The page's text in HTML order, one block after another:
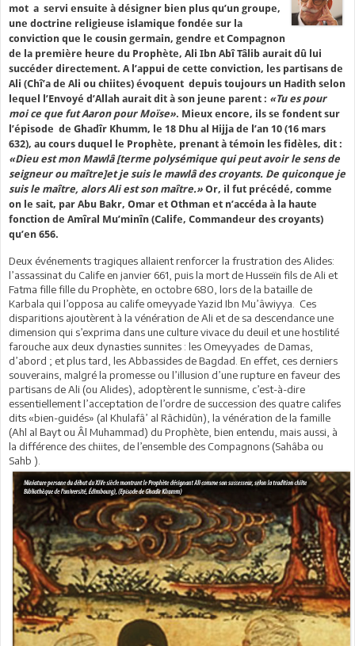
mot a servi ensuite à désigner bien plus qu’un groupe,
une doctrine religieuse islamique fondée sur la
conviction que le cousin germain, gendre et Compagnon
de la première heure du Prophète, Ali Ibn Abî Tâlib aurait dû lui
succéder directement. A l’appui de cette conviction, les partisans de
Ali (Chî’a de Ali ou chiites) évoquent depuis toujours un Hadith selon
lequel l’Envoyé d’Allah aurait dit à son jeune parent : «Tu es pour
moi ce que fut Aaron pour Moïse». Mieux encore, ils se fondent sur
l’épisode de Ghadîr Khumm, le 18 Dhu al Hijja de l’an 10 (16 mars
632), au cours duquel le Prophète, prenant à témoin les fidèles, dit :
«Dieu est mon Mawlâ [terme polysémique qui peut avoir le sens de
seigneur ou maître]et je suis le mawlâ des croyants. De quiconque je
suis le maître, alors Ali est son maître.» Or, il fut précédé, comme
on le sait, par Abu Bakr, Omar et Othman et n’accéda à la haute
fonction de Amîral Mu’minîn (Calife, Commandeur des croyants)
qu’en 656.
Deux événements tragiques allaient renforcer la frustration des Alides:
l’assassinat du Calife en janvier 661, puis la mort de Husseïn fils de Ali et
Fatma fille fille du Prophète, en octobre 680, lors de la bataille de
Karbala qui l’opposa au calife omeyyade Yazid Ibn Mu’âwiyya. Ces
disparitions ajoutèrent à la vénération de Ali et de sa descendance une
dimension qui s’exprima dans une culture vivace du deuil et une hostilité
farouche aux deux dynasties sunnites : les Omeyyades de Damas,
d’abord ; et plus tard, les Abbassides de Bagdad. En effet, ces derniers
souverains, malgré la promesse ou l’illusion d’une rupture en faveur des
partisans de Ali (ou Alides), adoptèrent le sunnisme, c’est-à-dire
essentiellement l’acceptation de l’ordre de succession des quatre califes
dits «bien-guidés» (al Khulafâ’ al Râchidûn), la vénération de la famille
(Ahl al Bayt ou Âl Muhammad) du Prophète, bien entendu, mais aussi, à
la différence des chiites, de l’ensemble des Compagnons (Sahâba ou
Sahb ).